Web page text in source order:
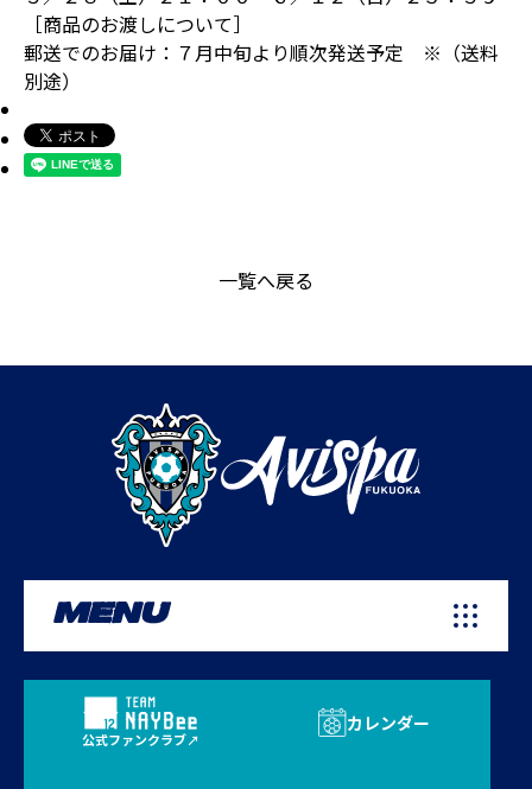
［商品のお渡しについて］
郵送でのお届け：７月中旬より順次発送予定 ※（送料
別途）
一覧へ戻る
MENU
公式ファンクラブ
カレンダー